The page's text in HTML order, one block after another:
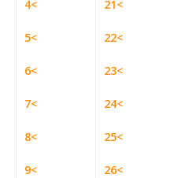
4<
5<
6<
7<
8<
9<
21<
22<
23<
24<
25<
26<